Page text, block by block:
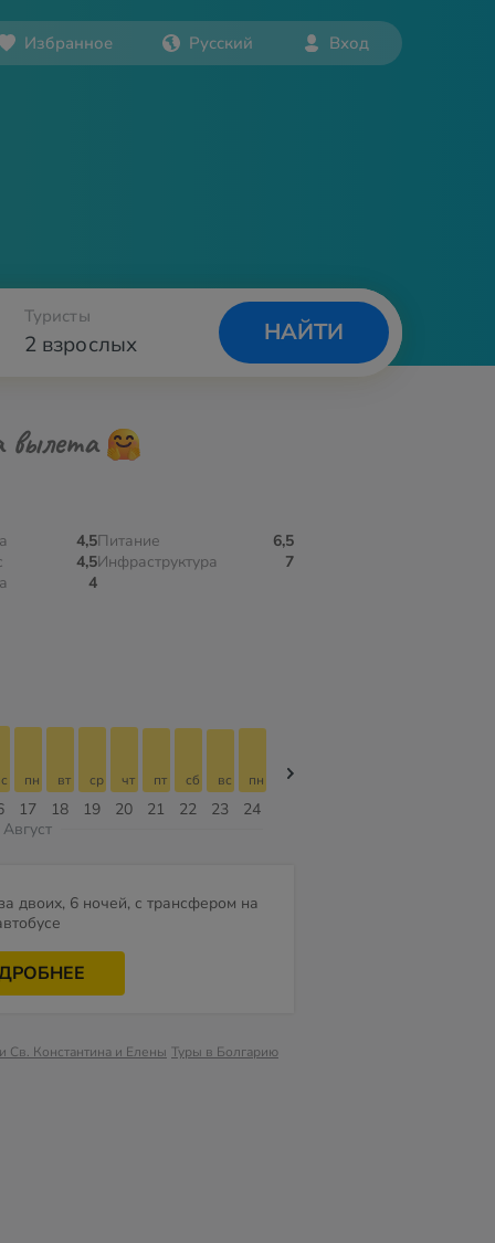
Избранное Русский Вход
2 взрослых
Туристы
НАЙТИ
вылета
4,5
4,5
4
Питание
6,5
Инфраструктура
7
17
пн
18
вт
19
ср
20
чт
21
пт
22
сб
23
вс
24
пн
Август
за двоих, 6 ночей, с трансфером на
Св. Константина и Елены Туры в Болгарию